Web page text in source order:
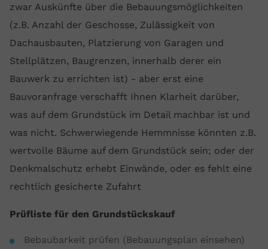
zwar Auskünfte über die Bebauungsmöglichkeiten
(z.B. Anzahl der Geschosse, Zulässigkeit von
Dachausbauten, Platzierung von Garagen und
Stellplätzen, Baugrenzen, innerhalb derer ein
Bauwerk zu errichten ist) - aber erst eine
Bauvoranfrage verschafft Ihnen Klarheit darüber,
was auf dem Grundstück im Detail machbar ist und
was nicht. Schwerwiegende Hemmnisse könnten z.B.
wertvolle Bäume auf dem Grundstück sein; oder der
Denkmalschutz erhebt Einwände, oder es fehlt eine
rechtlich gesicherte Zufahrt
Prüfliste für den Grundstückskauf
Bebaubarkeit prüfen (Bebauungsplan einsehen)